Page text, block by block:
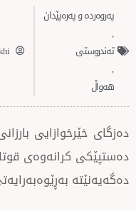
پەروەردە و پەرەپێدان
,
تەندروستی
,
‌‌هەواڵ
دەزگای خێرخوازایی
دەگەیەنێتە